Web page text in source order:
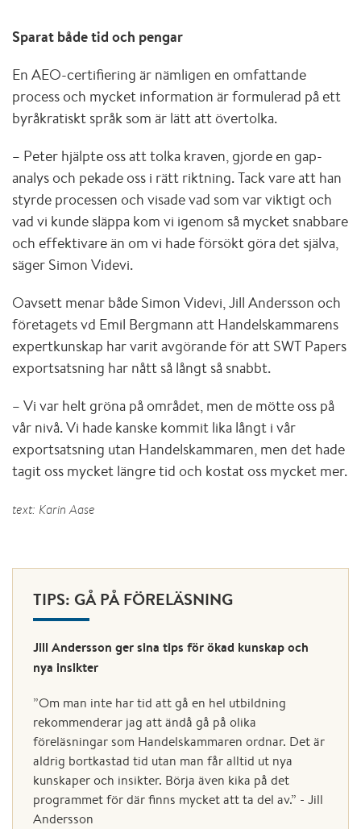
Sparat både tid och pengar
En AEO-certifiering är nämligen en omfattande
process och mycket information är formulerad på ett
byråkratiskt språk som är lätt att övertolka.
– Peter hjälpte oss att tolka kraven, gjorde en gap-
analys och pekade oss i rätt riktning. Tack vare att han
styrde processen och visade vad som var viktigt och
vad vi kunde släppa kom vi igenom så mycket snabbare
och effektivare än om vi hade försökt göra det själva,
säger Simon Videvi.
Oavsett menar både Simon Videvi, Jill Andersson och
företagets vd Emil Bergmann att Handelskammarens
expertkunskap har varit avgörande för att SWT Papers
exportsatsning har nått så långt så snabbt.
– Vi var helt gröna på området, men de mötte oss på
vår nivå. Vi hade kanske kommit lika långt i vår
exportsatsning utan Handelskammaren, men det hade
tagit oss mycket längre tid och kostat oss mycket mer.
text: Karin Aase
TIPS: GÅ PÅ FÖRELÄSNING
Jill Andersson ger sina tips för ökad kunskap och
nya insikter
”Om man inte har tid att gå en hel utbildning
rekommenderar jag att ändå gå på olika
föreläsningar som Handelskammaren ordnar. Det är
aldrig bortkastad tid utan man får alltid ut nya
kunskaper och insikter. Börja även kika på det
programmet för där finns mycket att ta del av.” - Jill
Andersson